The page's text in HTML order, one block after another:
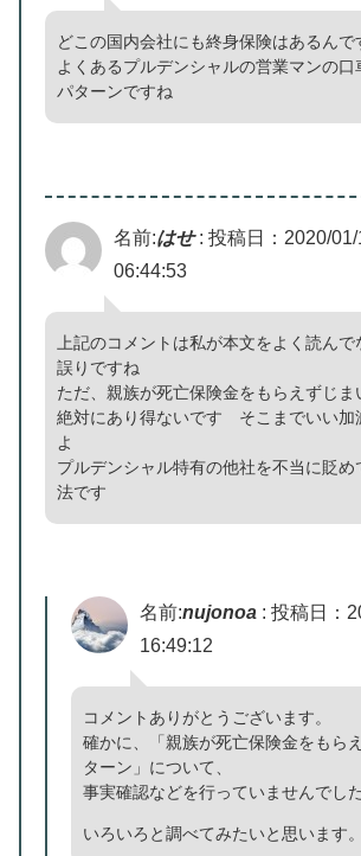
どこの国内会社にも終身保険はあるんで
よくあるプルデンシャルの営業マンの口
パターンですね
名前:はせ: 投稿日：2020/
06:44:53
上記のコメントは私が本文をよく読ん
誤りですね
ただ、親族が死亡保険金をもらえずじま
絶対にあり得ないです そこまでいい加
よ
プルデンシャル特有の他社を不当に貶め
法です
名前:nujonoa : 投稿日：
16:49:12
コメントありがとうございます。
確かに、「親族が死亡保険金をもら
ターン」について、
事実確認などを行っていませんでした
いろいろと調べてみたいと思います。